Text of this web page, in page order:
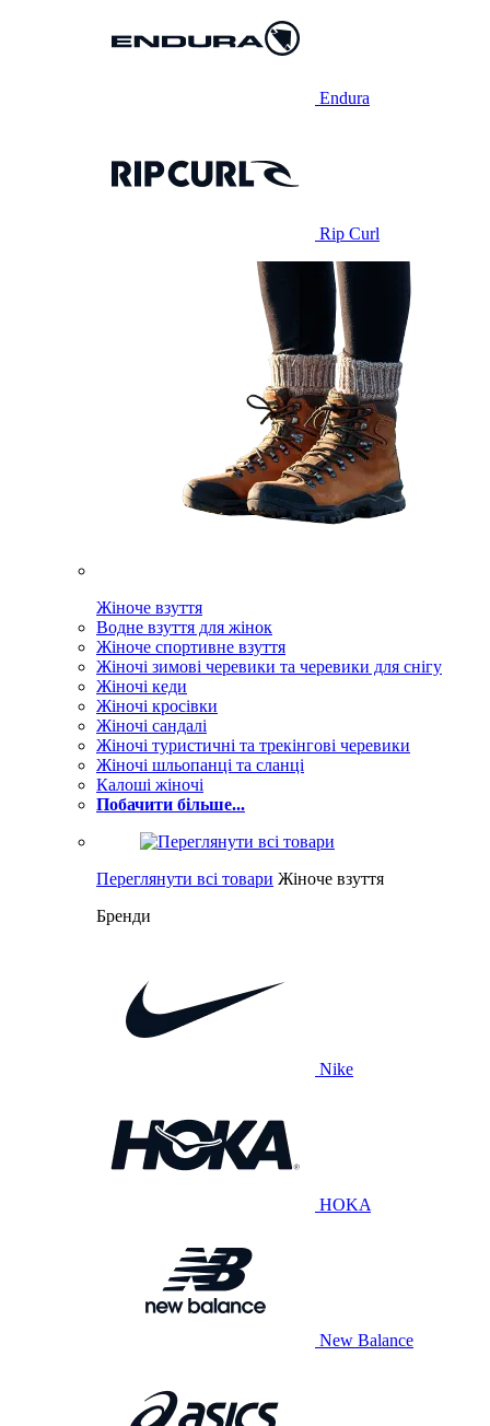
Endura
Rip Curl
Жіноче взуття
Водне взуття для жінок
Жіноче спортивне взуття
Жіночі зимові черевики та черевики для снігу
Жіночі кеди
Жіночі кросівки
Жіночі сандалі
Жіночі туристичні та трекінгові черевики
Жіночі шльопанці та сланці
Калоші жіночі
Побачити більше...
Переглянути всі товари Жіноче взуття
Бренди
Nike
HOKA
New Balance